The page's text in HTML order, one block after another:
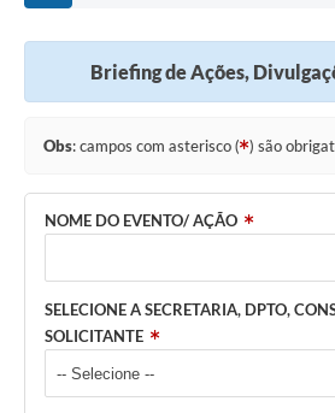
Agência do Trabalhador
Cadastro para Castração
Telefones Prefeitura Municipal
Feriados Municipais
Plantão das Funerárias
Briefing de Ações,
Obs: campos com asterisco ( ) são
NOME DO EVENTO/ AÇÃO
SELECIONE A SECRETARIA, DPTO,
SOLICITANTE